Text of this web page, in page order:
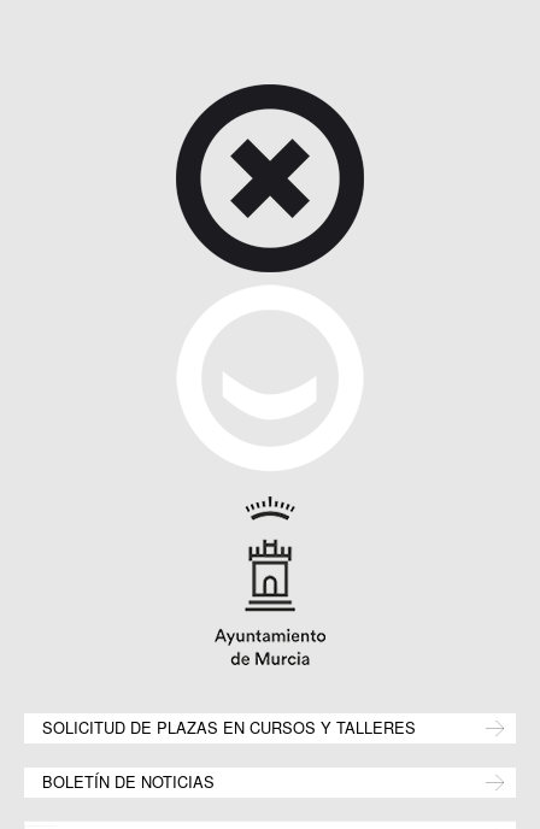
SOLICITUD DE PLAZAS EN CURSOS Y TALLERES
BOLETÍN DE NOTICIAS